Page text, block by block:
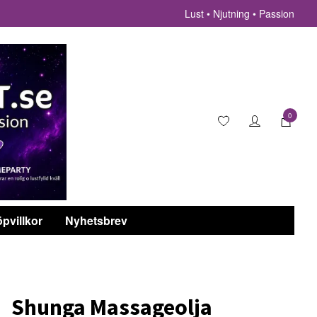
Lust • Njutning • Passion
0
Nyhetsbrev
Shunga Massageolja